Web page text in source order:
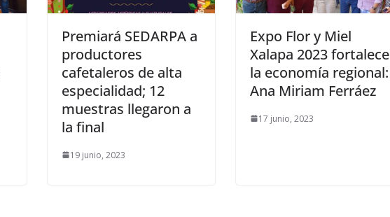
Premiará SEDARPA a
productores
cafetaleros de alta
especialidad; 12
muestras llegaron a
la final
19 junio, 2023
Expo Flor y Miel
Xalapa 2023 fortalece
la economía regional:
Ana Miriam Ferráez
17 junio, 2023